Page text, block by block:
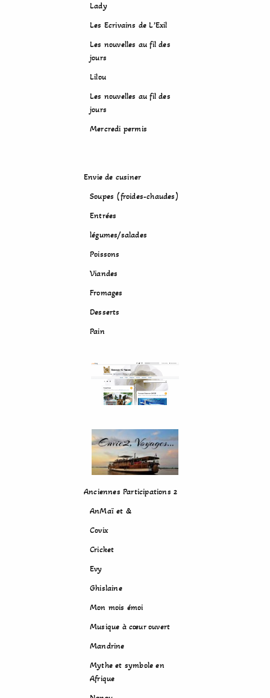
Lady
Les Ecrivains de L’Exil
Les nouvelles au fil des
jours
Lilou
Les nouvelles au fil des
jours
Mercredi permis
Envie de cusiner
Soupes (froides-chaudes)
Entrées
légumes/salades
Poissons
Viandes
Fromages
Desserts
Pain
Anciennes Participations 2
AnMaï et &
Covix
Cricket
Evy
Ghislaine
Mon mois émoi
Musique à cœur ouvert
Mandrine
Mythe et symbole en
Afrique